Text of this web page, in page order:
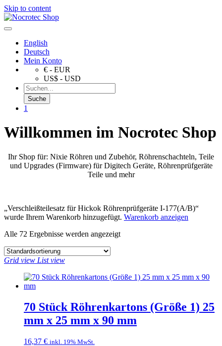
Skip to content
English
Deutsch
Mein Konto
€ - EUR
US$ - USD
1
Willkommen im Nocrotec Shop
Ihr Shop für: Nixie Röhren und Zubehör, Röhrenschachteln, Teile
und Upgrades (Firmware) für Digitech Geräte, Röhrenprüfgeräte
Teile und mehr
„Verschleißteilesatz für Hickok Röhrenprüfgeräte I-177(A/B)“
wurde Ihrem Warenkorb hinzugefügt. Warenkorb anzeigen
Alle 72 Ergebnisse werden angezeigt
Grid view List view
70 Stück Röhrenkartons (Größe 1) 25
mm x 25 mm x 90 mm
16,37 € inkl. 19% MwSt.